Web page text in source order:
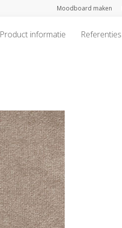
Moodboard maken
Product informatie Referenties